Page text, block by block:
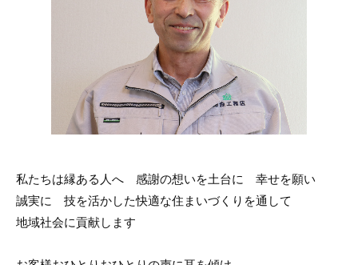
私たちは縁ある人へ 感謝の想いを土台に 幸せを願い
誠実に 技を活かした快適な住まいづくりを通して
地域社会に貢献します